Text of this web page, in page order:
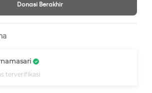
Donasi Berakhir
terverifikasi